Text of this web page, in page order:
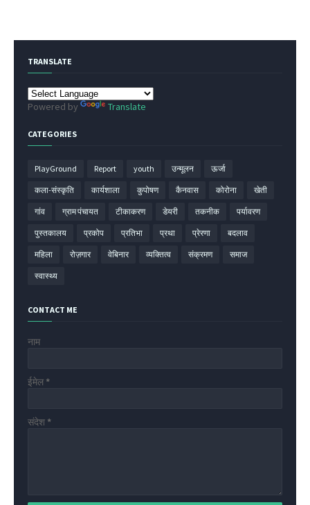
TRANSLATE
Powered by Translate
CATEGORIES
PlayGround Report youth उन्मूलन ऊर्जा
कला-संस्कृति कार्यशाला कुपोषण कैनवास कोरोना खेती
गांव ग्राम पंचायत टीकाकरण डेयरी तकनीक पर्यावरण
पुस्तकालय प्रकोप प्रतिभा प्रथा प्रेरणा बदलाव
महिला रोज़गार वेबिनार व्यक्तित्व संक्रमण समाज
स्वास्थ्य
CONTACT ME
नाम
ईमेल *
संदेश *